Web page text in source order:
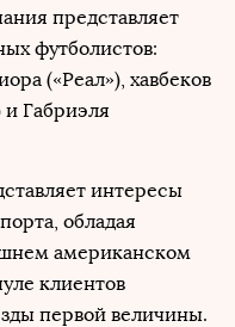
представляет
футболистов:
(«Реал»), хавбеков
Габриэля
интересы
обладая
американском
клиентов
первой величины.